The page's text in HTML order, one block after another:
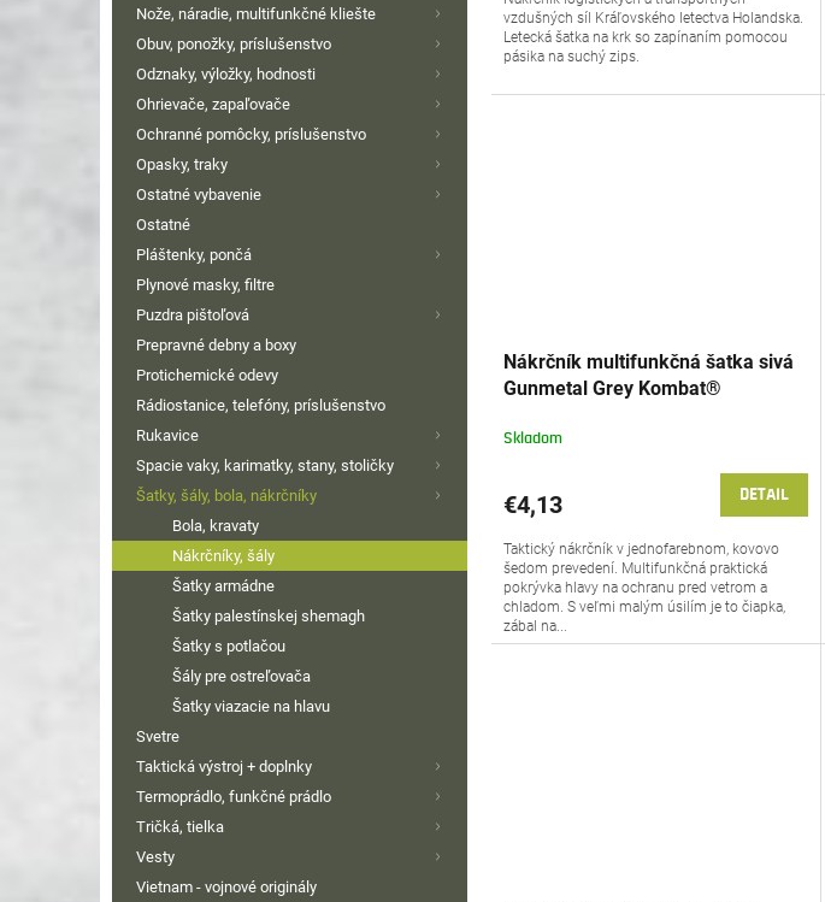
Nože, náradie, multifunkčné kliešte
Obuv, ponožky, príslušenstvo
Odznaky, výložky, hodnosti
Ohrievače, zapaľovače
Ochranné pomôcky, príslušenstvo
Opasky, traky
Ostatné vybavenie
Ostatné
Pláštenky, pončá
Plynové masky, filtre
Puzdra pištoľová
Prepravné debny a boxy
Protichemické odevy
Rádiostanice, telefóny, príslušenstvo
Rukavice
Spacie vaky, karimatky, stany, stoličky
Šatky, šály, bola, nákrčníky
Bola, kravaty
Nákrčníky, šály
Šatky armádne
Šatky palestínskej shemagh
Šatky s potlačou
Šály pre ostreľovača
Šatky viazacie na hlavu
Svetre
Taktická výstroj + doplnky
Termoprádlo, funkčné prádlo
Tričká, tielka
Vesty
Vietnam - vojnové originály
vzdušných síl Kráľovského letectva Holandska.
Letecká šatka na krk so zapínaním pomocou
pásika na suchý zips.
Nákrčník multifunkčná šatka sivá
Gunmetal Grey Kombat®
Skladom
€4,13 DETAIL
Taktický nákrčník v jednofarebnom, kovovo
šedom prevedení. Multifunkčná praktická
pokrývka hlavy na ochranu pred vetrom a
chladom. S veľmi malým úsilím je to čiapka,
zábal na...